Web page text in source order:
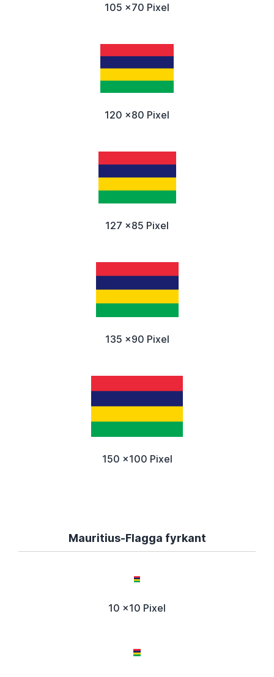
105 x70 Pixel
120 x80 Pixel
127 x85 Pixel
135 x90 Pixel
150 x100 Pixel
Mauritius-Flagga fyrkant
10 x10 Pixel